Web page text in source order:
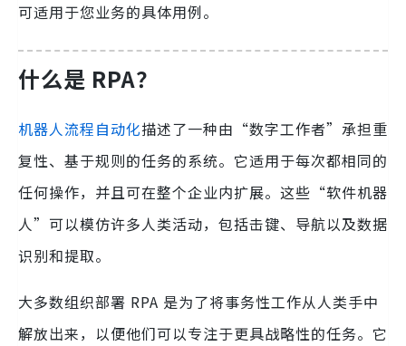
可适用于您业务的具体用例。
什么是 RPA？
机器人流程自动化描述了一种由“数字工作者”承担重
复性、基于规则的任务的系统。它适用于每次都相同的
任何操作，并且可在整个企业内扩展。这些“软件机器
人”可以模仿许多人类活动，包括击键、导航以及数据
识别和提取。
大多数组织部署 RPA 是为了将事务性工作从人类手中
解放出来，以便他们可以专注于更具战略性的任务。它